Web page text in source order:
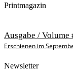
Printmagazin
Ausgabe / Volume
Erschienen im
Newsletter